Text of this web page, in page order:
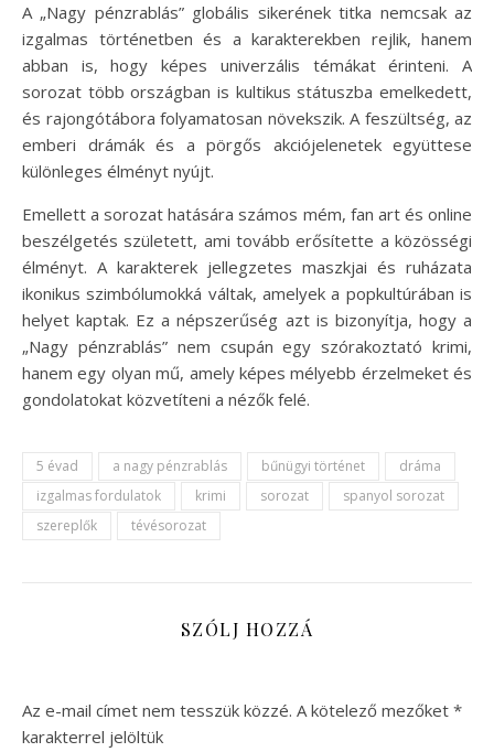
A „Nagy pénzrablás” globális sikerének titka nemcsak az
izgalmas történetben és a karakterekben rejlik, hanem
abban is, hogy képes univerzális témákat érinteni. A
sorozat több országban is kultikus státuszba emelkedett,
és rajongótábora folyamatosan növekszik. A feszültség, az
emberi drámák és a pörgős akciójelenetek együttese
különleges élményt nyújt.
Emellett a sorozat hatására számos mém, fan art és online
beszélgetés született, ami tovább erősítette a közösségi
élményt. A karakterek jellegzetes maszkjai és ruházata
ikonikus szimbólumokká váltak, amelyek a popkultúrában is
helyet kaptak. Ez a népszerűség azt is bizonyítja, hogy a
„Nagy pénzrablás” nem csupán egy szórakoztató krimi,
hanem egy olyan mű, amely képes mélyebb érzelmeket és
gondolatokat közvetíteni a nézők felé.
5 évad a nagy pénzrablás bűnügyi történet
dráma
izgalmas fordulatok
krimi sorozat
spanyol sorozat
szereplők
tévésorozat
SZÓLJ HOZZÁ
Az e-mail címet nem tesszük közzé. A kötelező mezőket *
karakterrel jelöltük